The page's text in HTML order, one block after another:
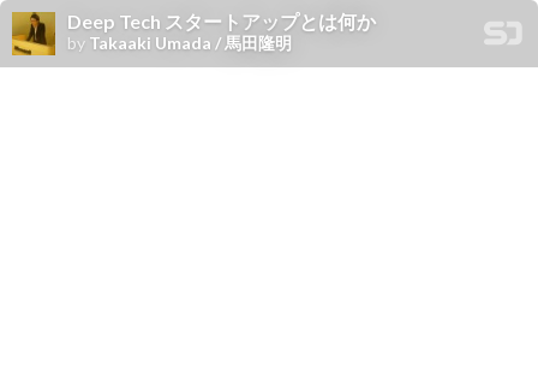
Deep Tech スタートアップとは何か
by Takaaki Umada / 馬田隆明